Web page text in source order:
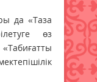
да «Таза
өз